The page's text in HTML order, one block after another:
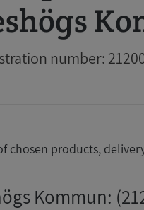
number:
chosen products,
Kommun: